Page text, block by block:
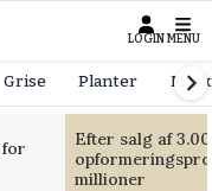
LOGIN MENU
Grise Planter
Efter salg af
millioner